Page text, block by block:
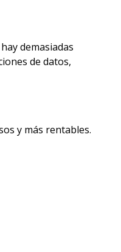
demasiadas
de datos,
y más rentables.